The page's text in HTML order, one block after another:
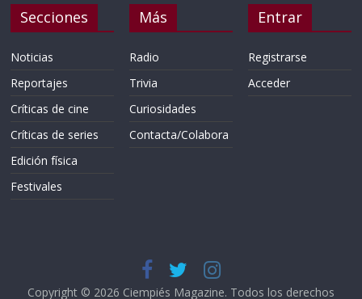
Secciones
Noticias
Reportajes
Críticas de cine
Críticas de series
Edición física
Festivales
Más
Radio
Trivia
Curiosidades
Contacta/Colabora
Entrar
Registrarse
Acceder
Copyright © 2026 Ciempiés Magazine. Todos los derechos